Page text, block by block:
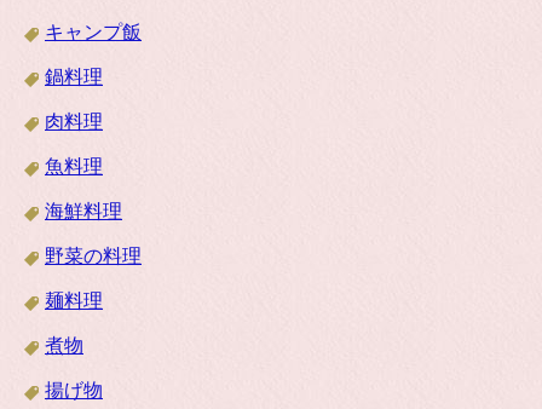
キャンプ飯
鍋料理
肉料理
魚料理
海鮮料理
野菜の料理
麺料理
煮物
揚げ物